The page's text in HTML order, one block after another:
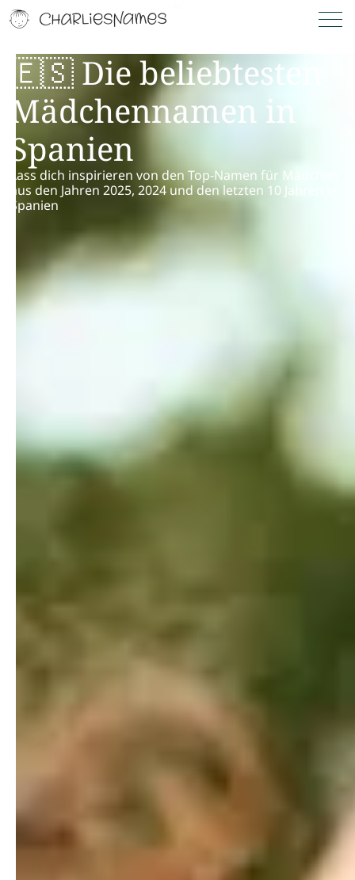
🇪🇸 Die beliebtesten
Mädchennamen in
Spanien
Lass dich inspirieren von den Top-Namen für Mädchen
aus den Jahren 2025, 2024 und den letzten 10 Jahren in
Spanien